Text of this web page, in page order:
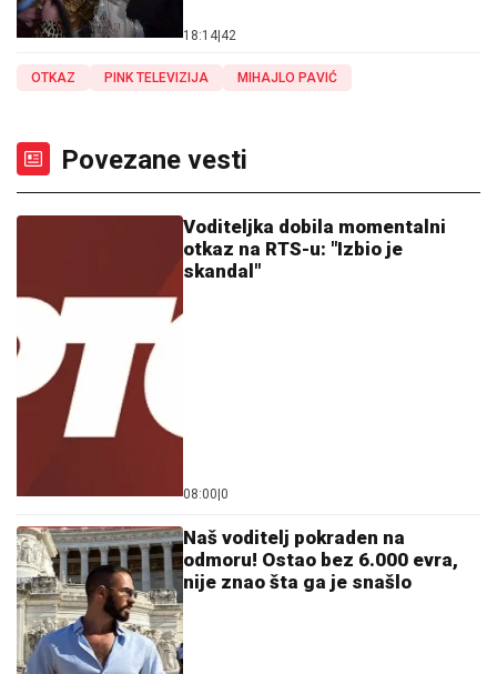
18:14|42
OTKAZ PINK TELEVIZIJA MIHAJLO PAVIĆ
Povezane vesti
Voditeljka dobila momentalni
otkaz na RTS-u: "Izbio je
skandal"
08:00|0
Naš voditelj pokraden na
odmoru! Ostao bez 6.000 evra,
nije znao šta ga je snašlo